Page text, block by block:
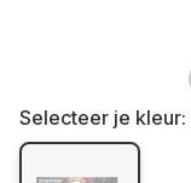
Selecteer je kleur: